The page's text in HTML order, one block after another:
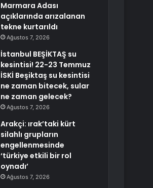
Marmara Adası
açıklarında arızalanan
tekne kurtarıldı
Ağustos 7, 2026
İstanbul BEŞİKTAŞ su
kesintisi! 22-23 Temmuz
İSKİ Beşiktaş su kesintisi
ne zaman bitecek, sular
ne zaman gelecek?
Ağustos 7, 2026
Arakçi: ırak’taki kürt
silahlı grupların
engellenmesinde
‘türkiye etkili bir rol
oynadı’
Ağustos 7, 2026